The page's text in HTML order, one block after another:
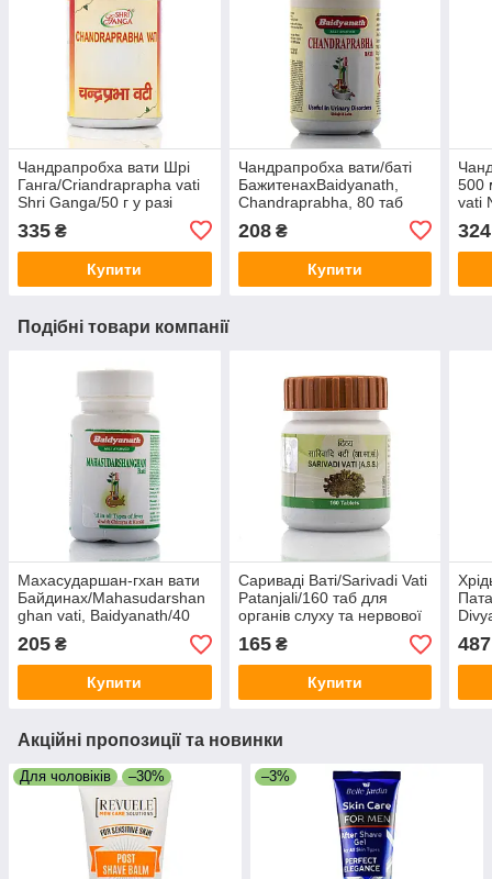
Чандрапробха вати Шрі
Ганга/Criandraprapha vati
Shri Ganga/50 г у разі
діабету, кисть, від набряків
і застоїв
335 ₴
Купити
Чандрапробха вати/баті
БажитенахBaidyanath,
Chandraprabha, 80 таб
кислотності, проносний
208₴
Купити
500
vati
324
Подібні товари компанії
Махасударшан-гхан вати
Байдинах/Mahasudarshan
ghan vati, Baidyanath/40
tab
205 ₴
Купити
Сариваді Ваті/Sarivadi Vati
Patanjali/160 таб для
органів слуху та нервової
системи
165₴
Купити
, 80
487
Акційні пропозиції та новинки
Для чоловіків –30% –3%